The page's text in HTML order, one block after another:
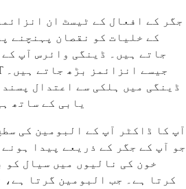
جگر کے افعال کے ٹیسٹ ان
کے خلیات کو نقصان پہنچنے
جاتے ہیں۔ ڈینگی وائرس آپ
ڈینگی میں ہلکی سے اعتدال
یابی کے ساتھ
آپ کا ڈاکٹر آپ کے البومین کی
جو آپ کے جگر کے ذریعے پیدا ہونے
خون کی نالیوں میں سیال کو
کرتا ہے۔ جب البومین گرتا ہے،